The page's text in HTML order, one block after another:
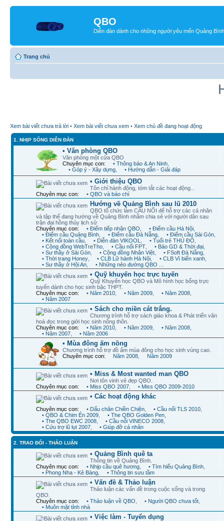
QBO
Diễn đàn dành cho những người yêu mến Quảng Bình
Trang chủ
Xem bài viết chưa trả lời • Xem bài viết chưa xem • Xem chủ đề đang hoạt động
1. NHỊP SỐNG DIỄN ĐÀN
• Văn phòng QBO
Văn phòng một cửa QBO
Chuyên mục con:
• Thông báo & An Ninh
• Góp ý - Xây dựng
• Hướng dẫn - Giải đáp
• Giới thiệu QBO
Tôn chỉ hành động, tóm tắt các hoạt động...
Chuyên mục con:
• QBO và báo chí
Hướng về Quảng Bình sau lũ 2010
QBO tổ chức làm CẦU NỐI để hỗ trợ các cá nhân
và tập thể đang hướng về Quảng Bình nhằm chia sẻ với người dân sau
trận đại hồng thủy lịch sử
Chuyên mục con:
• Điểm tiếp nhận QBO • Điểm cầu Hà Nội
• Điểm cầu Quảng Bình
• Điểm cầu Đà Nẵng • Điểm cầu Sài Gòn
• Kết nối toàn cầu
• Diễn đàn VIKOOL • Tuổi trẻ THỦ ĐÔ
• Cộng đồng WebTreTho
• Cầu nối FPT • Báo GD & Thời đại
• Sư thầy ở Sài Gòn
• Cộng đồng Nhân Việt • FSoft Đà Nẵng
• Thời trang Honey
• CLB Lữ hành Hà Nội • CLB Vì biển xanh
• Sư thầy ở Hội An
• Những nẻo đường QBO ...
• Quỹ khuyến học trực tuyến
Quỹ Khuyến học QBO và Mô hình học bổng trực
tuyến dành cho học sinh bậc THPT.
Chuyên mục con:
• Năm 2010 • Năm 2009 • Năm 2008
• Năm 2007
• Sách cho miền cát trắng.
Chương trình hỗ trợ sách giáo khoa & Phát triển văn
hoá đọc trong giới học sinh nông thôn.
Chuyên mục con:
• Năm 2010 • Năm 2009 • Năm 2008
• Năm 2007
• Năm 2006
• Mùa đông ấm nồng
Chương trình hỗ trợ đồ ấm mùa đông cho học sinh vùng cao.
Chuyên mục con:
Năm 2008 Năm 2009
• Miss & Most wanted man QBO
Nơi tôn vinh vẻ đẹp QBO.
Chuyên mục con:
• Miss QBO 2007 • Miss QBO 2009-2010
• Các hoạt động khác
Chuyên mục con: • Dấu chân Chiền Chiện • Cầu nối TLS 2010
• QBO & Chim Én 2009
• The QBO Golden Pen
• The QBO EWC 2008
• Cầu nối VINECO 2008
• Cứu trợ lũ lụt 2007
• Giúp đỡ cá nhân
2. TRAO ĐỔI - THẢO LUẬN
• Quảng Bình quê ta
Thông tin về Quảng Bình.
Chuyên mục con:
• Nhịp cầu quê hương • Tìm hiểu Quảng Bình
• Phong Nha - Kẻ Bàng
• Thông tin sưu tầm
• Vấn đề & Thảo luận
Thảo luận các vấn đề trong cuộc sống và trong
QBO.
Chuyên mục con:
• Thảo luận về QBO • Người QBO chưa tốt
• Muôn mặt tỉnh nhà
• Việc làm - Tuyển dụng